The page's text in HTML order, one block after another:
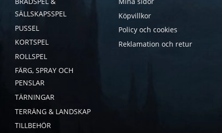
SÄLLSKAPSSPEL
PUSSEL
KORTSPEL
ROLLSPEL
FÄRG, SPRAY OCH
PENSLAR
TÄRNINGAR
TERRÄNG & LANDSKAP
TILLBEHÖR
Köpvillkor
Policy och cookies
Reklamation och retur